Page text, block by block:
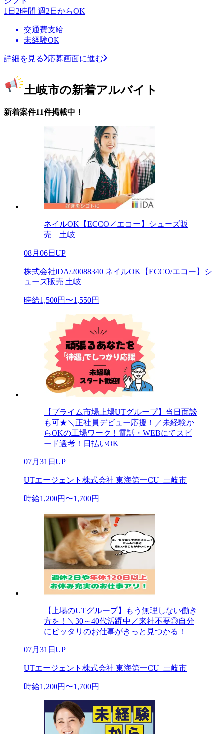
1日2時間 週2日からOK
交通費支給
未経験OK
詳細を見る 応募画面に進む
土岐市の新着アルバイト
新着案件11件掲載中！
ネイルOK【ECCO／エコー】シューズ販
売 土岐
08月06日UP
株式会社iDA/20088340 ネイルOK【ECCO/エコー】シ
ューズ販売 土岐
時給1,500円〜1,550円
【プライム市場上場UTグループ】当日面談
も可★＼正社員デビュー応援！／未経験か
らOKの工場ワーク！電話・WEBにてスピ
ード選考！日払いOK
07月31日UP
UTエージェント株式会社 東海第一CU_土岐市
時給1,200円〜1,700円
【上場のUTグループ】もう無理しない働き
方を！＼30～40代活躍中／来社不要◎自分
にピッタリのお仕事がきっと見つかる！
07月31日UP
UTエージェント株式会社 東海第一CU_土岐市
時給1,200円〜1,700円